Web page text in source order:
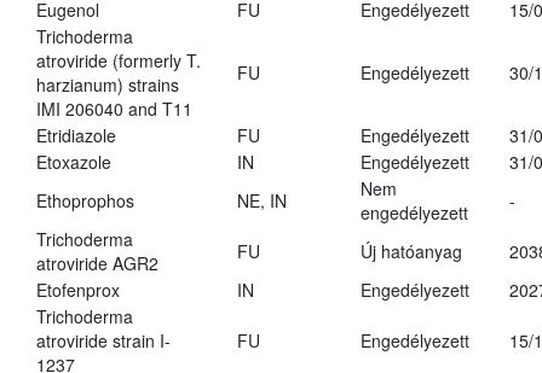
Eugenol FU Engedélyezett
15/
Trichoderma
atroviride (formerly T.
harzianum) strains
IMI 206040 and T11
FU Engedélyezett 30/
Etridiazole FU Engedélyezett
31/
Etoxazole
IN Engedélyezett
31/
Ethoprophos
NE, IN
Nem
engedélyezett
-
Trichoderma
atroviride AGR2
FU Új hatóanyag
Etofenprox
IN Engedélyezett
Trichoderma
atroviride strain I-
1237
FU Engedélyezett 15/